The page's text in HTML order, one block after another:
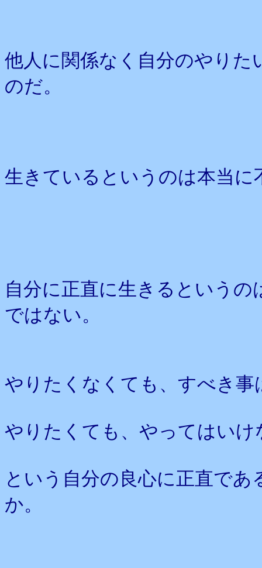
他人に関係なく自分のやり
のだ。
生きているというのは本当に
自分に正直に生きるという
ではない。
やりたくなくても、すべき
やりたくても、やってはい
という自分の良心に正直で
か。